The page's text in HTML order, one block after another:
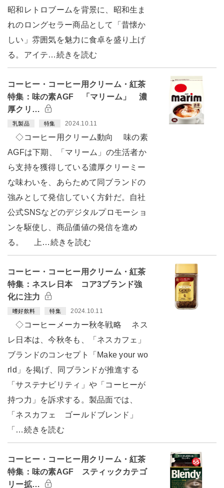
昭和レトロブームを背景に、昭和生ま
れのロングセラー商品として「昔懐か
しい」雰囲気を魅力に食卓を盛り上げ
る。アイテ…続きを読む
コーヒー・コーヒー用クリーム・紅茶
特集：味の素AGF 「マリーム」 濃
厚クリ…
乳製品 特集 2024.10.11
◇コーヒー用クリーム動向 味の素
AGFは下期、「マリーム」の生活者か
ら支持を獲得している濃厚クリーミー
な味わいを、あらためて同ブランドの
強みとして発信していく方針だ。自社
公式SNSなどのデジタルプロモーショ
ンを駆使し、商品価値の発信を進め
る。 上…続きを読む
コーヒー・コーヒー用クリーム・紅茶
特集：ネスレ日本 コア3ブランド強
化に注力
嗜好飲料 特集 2024.10.11
◇コーヒーメーカー秋冬戦略 ネス
レ日本は、今秋冬も、「ネスカフェ」
ブランドのコンセプト「Make your wo
rld」を掲げ、同ブランドが推進する
「サステナビリティ」や「コーヒーが
持つ力」を訴求する。製品面では、
「ネスカフェ ゴールドブレンド」
「…続きを読む
コーヒー・コーヒー用クリーム・紅茶
特集：味の素AGF スティックカテゴ
リー拡…